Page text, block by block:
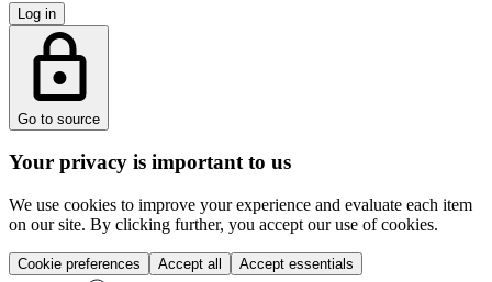
Log in
Go to source
Your privacy is important to us
We use cookies to improve your experience and evaluate each item
on our site. By clicking further, you accept our use of cookies.
Cookie preferences Accept all Accept essentials